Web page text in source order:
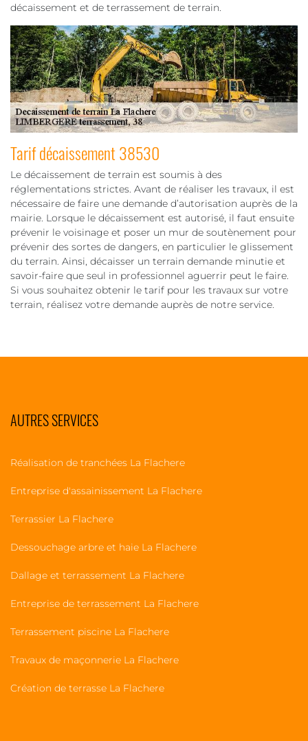
décaissement et de terrassement de terrain.
Tarif décaissement 38530
Le décaissement de terrain est soumis à des
réglementations strictes. Avant de réaliser les travaux, il est
nécessaire de faire une demande d’autorisation auprès de la
mairie. Lorsque le décaissement est autorisé, il faut ensuite
prévenir le voisinage et poser un mur de soutènement pour
prévenir des sortes de dangers, en particulier le glissement
du terrain. Ainsi, décaisser un terrain demande minutie et
savoir-faire que seul in professionnel aguerrir peut le faire.
Si vous souhaitez obtenir le tarif pour les travaux sur votre
terrain, réalisez votre demande auprès de notre service.
AUTRES SERVICES
Réalisation de tranchées La Flachere
Entreprise d'assainissement La Flachere
Terrassier La Flachere
Dessouchage arbre et haie La Flachere
Dallage et terrassement La Flachere
Entreprise de terrassement La Flachere
Terrassement piscine La Flachere
Travaux de maçonnerie La Flachere
Création de terrasse La Flachere